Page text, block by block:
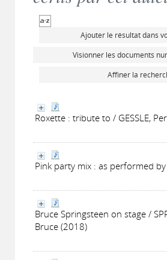
Ajouter le résultat dans
Visionner les documents
Affiner la
Roxette : tribute to / GESSLE,
Pink party mix : as performed
Bruce Springsteen on stage /
Bruce (2018)